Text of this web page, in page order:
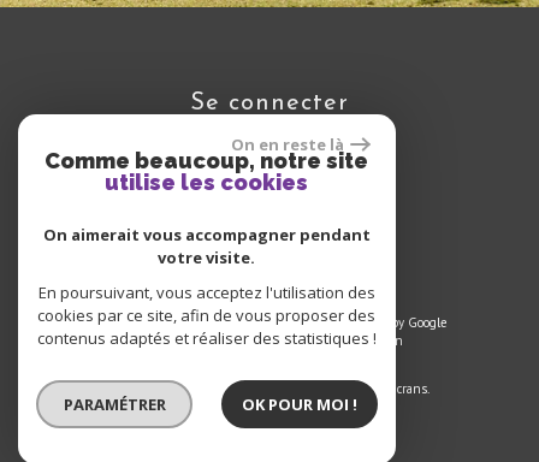
On en reste là
Comme beaucoup, notre site
utilise les cookies
On aimerait vous accompagner pendant
votre visite.
En poursuivant, vous acceptez l'utilisation des
cookies par ce site, afin de vous proposer des
contenus adaptés et réaliser des statistiques !
PARAMÉTRER OK POUR MOI !
se connecter
Espace propriétaire
© 2022 | Tous droits réservés | Traduction powered by Google
Plan du site-Mentions légales-Liens-Admin
un seul site adaptable à tous les types d'écrans.